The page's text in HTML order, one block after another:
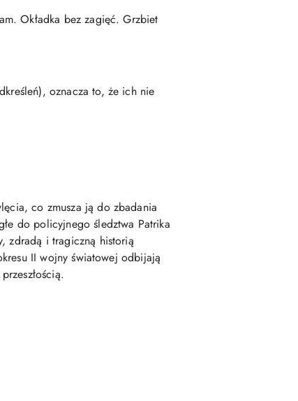
Okładka bez zagięć. Grzbiet
oznacza to, że ich nie
co zmusza ją do zbadania
do policyjnego śledztwa Patrika
zdradą i tragiczną historią
II wojny światowej odbijają